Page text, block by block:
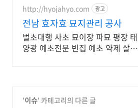
http://hyojahyo.com 광고
전남 효자효 묘지관리 공사
벌초대행 사초 묘이장 파묘 평장 태
양광 예초전문 빈집 예초 약제 살포
'이슈' 카테고리의 다른 글